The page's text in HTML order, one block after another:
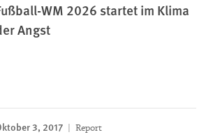
WM 2026 startet im Klima
Angst
3, 2017 Report